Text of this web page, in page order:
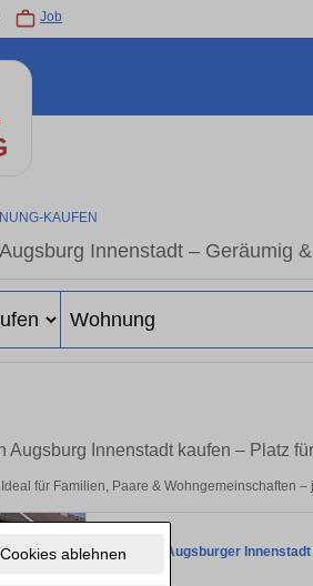
ablehnen
Job
KAUFEN
Innenstadt – Geräumig
Augsburg Innenstadt kaufen – Platz
für Familien, Paare & Wohngemeinschaften
Wohnung Augsburger